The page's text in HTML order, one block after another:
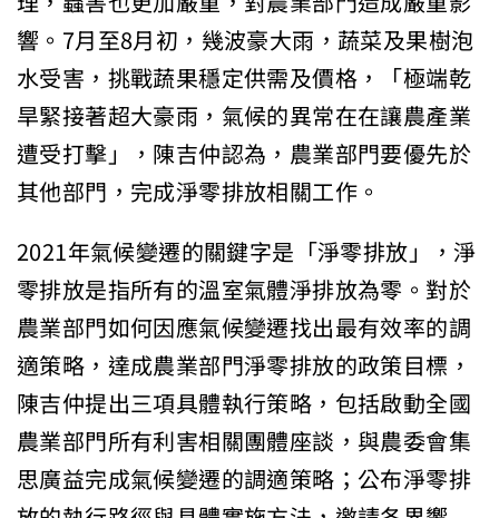
響。7月至8月初，幾波豪大雨，蔬菜及果樹泡
水受害，挑戰蔬果穩定供需及價格，「極端乾
旱緊接著超大豪雨，氣候的異常在在讓農產業
遭受打擊」，陳吉仲認為，農業部門要優先於
其他部門，完成淨零排放相關工作。
2021年氣候變遷的關鍵字是「淨零排放」，淨
零排放是指所有的溫室氣體淨排放為零。對於
農業部門如何因應氣候變遷找出最有效率的調
適策略，達成農業部門淨零排放的政策目標，
陳吉仲提出三項具體執行策略，包括啟動全國
農業部門所有利害相關團體座談，與農委會集
思廣益完成氣候變遷的調適策略；公布淨零排